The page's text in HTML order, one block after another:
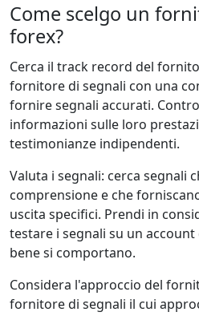
Come scelgo un
forex?
Cerca il track record del
fornitore di segnali con una
fornire segnali accurati.
informazioni sulle loro
testimonianze indipendenti.
Valuta i segnali: cerca segnali
comprensione e che
uscita specifici. Prendi in
testare i segnali su un
bene si comportano.
Considera l'approccio del
fornitore di segnali il cui